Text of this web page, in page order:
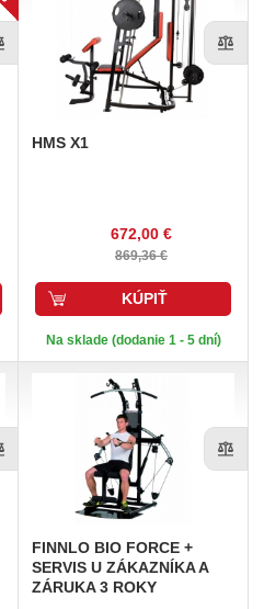
HMS X1
672,00 €
869,36 €
KÚPIŤ
Na sklade (dodanie 1 - 5 dní)
FINNLO BIO FORCE +
SERVIS U ZÁKAZNÍKA A
ZÁRUKA 3 ROKY